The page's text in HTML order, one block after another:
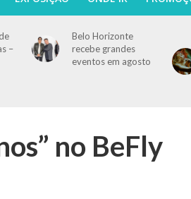
–
Belo Horizonte
recebe grandes
eventos em agosto
no BeFly